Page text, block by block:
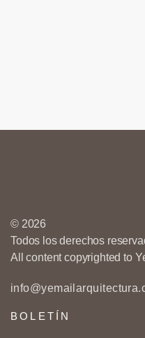
© 2026
Todos los derechos
All content copyrighted to
BOLETÍN